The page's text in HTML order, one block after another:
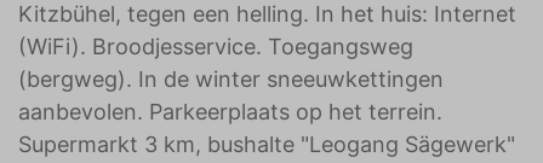
Kitzbühel, tegen een helling. In het huis: Internet
(WiFi). Broodjesservice. Toegangsweg
(bergweg). In de winter sneeuwkettingen
aanbevolen. Parkeerplaats op het terrein.
Supermarkt 3 km, bushalte "Leogang Sägewerk"